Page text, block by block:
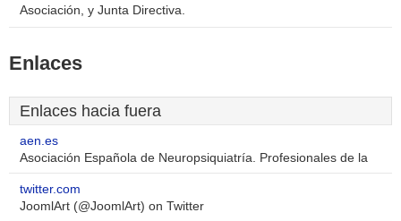
Asociación, y Junta Directiva.
Enlaces
Enlaces hacia fuera
aen.es
Asociación Española de Neuropsiquiatría. Profesionales de la
twitter.com
JoomlArt (@JoomlArt) on Twitter